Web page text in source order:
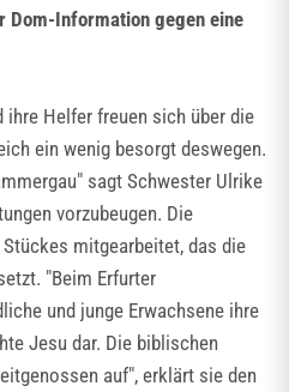
Dom-Information gegen eine
ihre Helfer freuen sich über die
ein wenig besorgt deswegen.
sagt Schwester Ulrike
vorzubeugen. Die
mitgearbeitet, das die
"Beim Erfurter
und junge Erwachsene ihre
Jesu dar. Die biblischen
auf", erklärt sie den